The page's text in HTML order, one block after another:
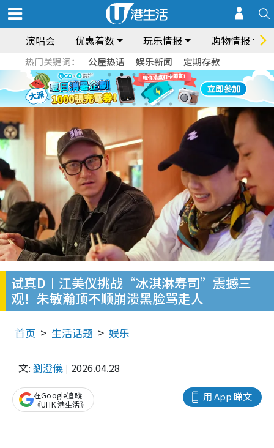
演唱会 优惠着数 玩乐情报 购物情报
热门关键词： 公屋热话 娱乐新闻 定期存款
试真D︱江美仪挑战“冰淇淋寿司”震撼三
观！朱敏瀚顶不顺崩溃黑脸骂走人
首页 生活话题 娱乐
文: 劉澄儀 2026.04.28
用 App 睇文
在Google追蹤
《UHK 港生活》